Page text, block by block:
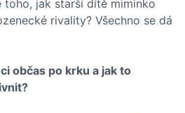
toho, jak starší dítě miminko
rivality? Všechno se dá
občas po krku a jak to